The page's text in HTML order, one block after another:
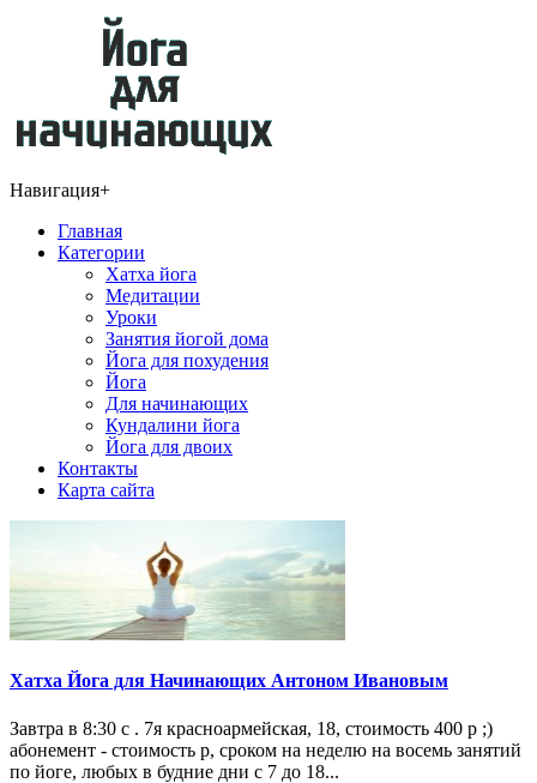
Навигация+
Главная
Категории
Хатха йога
Медитации
Уроки
Занятия йогой дома
Йога для похудения
Йога
Для начинающих
Кундалини йога
Йога для двоих
Контакты
Карта сайта
Хатха Йога для Начинающих Антоном Ивановым
Завтра в 8:30 с . 7я красноармейская, 18, стоимость 400 р ;)
абонемент - стоимость р, сроком на неделю на восемь занятий
по йоге, любых в будние дни с 7 до 18...